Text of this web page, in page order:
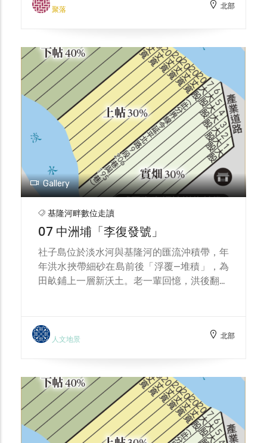
工程與模型觀測的敏感帶——兩河交匯、潮能
臺北治水轉折與河川動力的「現場教室」：你
看到的每一道水紋與沙脊，都是城市與河流長
期協商後留下的註腳。
1769 年（乾隆三十四年），連總、蔡烏二人
北至八仙大港（基隆河）」；眾人合資、歷三
十餘年才逐步墾成。 「十一份」不是單一田
名，而是一套分配與輪替的運作方式：土地被
劃成大小不等的十個區域，再把每區細分為十
一份，以抽籤決定每份的耕作者（收益者），
並每六年重抽。因抽籤期次不同，同一區的
「份界」也會改變；如此一來，十二名墾戶可
隨機取得分散於十區、條件不一的旱地，不得
出賣或讓與所有權，僅得轉讓使用與收益權，
且無論地力優劣都負有耕作義務，讓收益與災
損趨近公平。 作為臨水沙洲，浮洲仔的拓墾
伴隨共同體契約與工事。1772 年，十二人訂
威脅，眾人推舉代表赴官控告，以公費補償其
耕作損失、盤纏與訴訟費；若有人無力出資須
以土地抵押，延宕公事則「眾鳴共攻」。日常
開發上，十二名耕作者合力築堤、開鑿內部水
泥、阻鹽排水、改良土質。直至近二十年前，
地方耆老仍記得「塭田」之稱；他們回憶，以
份」把沙洲的不確定性轉化為制度化的公平機
制：以抽籤輪替分散風險、以不可出賣的共有
權維繫共同體、以公約與合力築堤治理水患。
這套從契約到工法的整合，讓一塊「易淹亦易
失」的漂移之地，得以長期持續地被使用與居
聚落 北部
Gallery
基隆河畔數位走讀
07 中洲埔「李復發號」
社子島位於淡水河與基隆河的匯流沖積帶，年
年洪水挾帶細砂在島前後「浮覆—堆積」，為
田畝鋪上一層新沃土。老一輩回憶，洪後翻土
煤旺盛，煤屑與煤渣摻入洪積物，農人只得先
翻土埋渣，洪後肥力自此增添變數。與這份肥
此消彼長，地塊邊界與耕作條件常因一場大水
而改觀；自日治以降的調查亦指出，這一帶多
屬「容易流失的土地」。
人文地景 北部